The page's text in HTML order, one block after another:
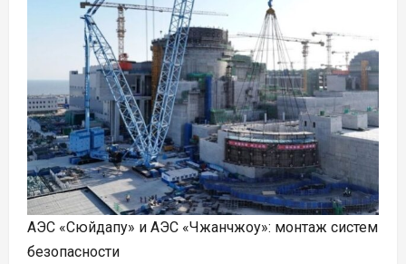
АЭС «Сюйдапу» и АЭС «Чжанчжоу»: монтаж систем
безопасности